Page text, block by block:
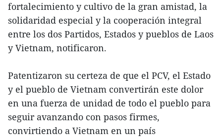
fortalecimiento y cultivo de la gran amistad, la
solidaridad especial y la cooperación integral
entre los dos Partidos, Estados y pueblos de Laos
y Vietnam, notificaron.
Patentizaron su certeza de que el PCV, el Estado
y el pueblo de Vietnam convertirán este dolor
en una fuerza de unidad de todo el pueblo para
seguir avanzando con pasos firmes,
convirtiendo a Vietnam en un país